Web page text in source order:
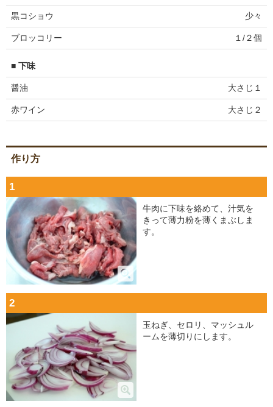
黒コショウ 少々
ブロッコリー １/２個
■ 下味
醤油 大さじ１
赤ワイン 大さじ２
作り方
1
牛肉に下味を絡めて、汁気を
きって薄力粉を薄くまぶしま
す。
2
玉ねぎ、セロリ、マッシュル
ームを薄切りにします。